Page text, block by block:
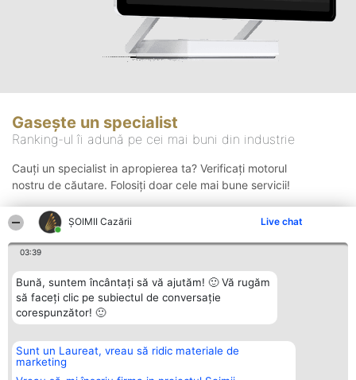
ȘOIMII Cazării Live chat
03:39
Bună, suntem încântați să vă ajutăm! 🙂 Vă rugăm
să faceți clic pe subiectul de conversație
corespunzător! 🙂
Sunt un Laureat, vreau să ridic materiale de
marketing
Gasește un specialist
Ranking-ul îi adună pe cei mai buni din industrie
Cauți un specialist in apropierea ta? Verificați motorul
nostru de căutare. Folosiți doar cele mai bune servicii!
Organizator Ranking
BRIGHT SOLUTIONS BR SRL
Aleea Timisul De Sus 2 Bl. A30
Plebiscyt
Lista Tuturor
Contact